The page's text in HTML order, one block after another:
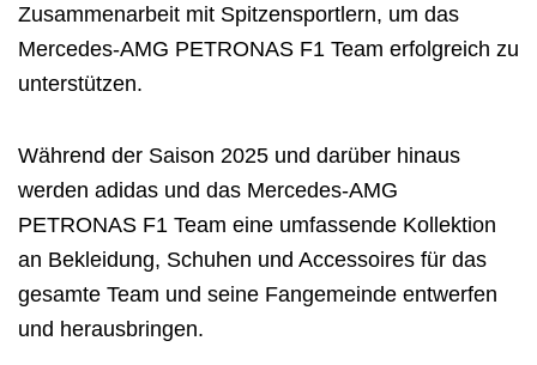
Zusammenarbeit mit Spitzensportlern, um das
Mercedes-AMG PETRONAS F1 Team erfolgreich zu
unterstützen.
Während der Saison 2025 und darüber hinaus
werden adidas und das Mercedes-AMG
PETRONAS F1 Team eine umfassende Kollektion
an Bekleidung, Schuhen und Accessoires für das
gesamte Team und seine Fangemeinde entwerfen
und herausbringen.